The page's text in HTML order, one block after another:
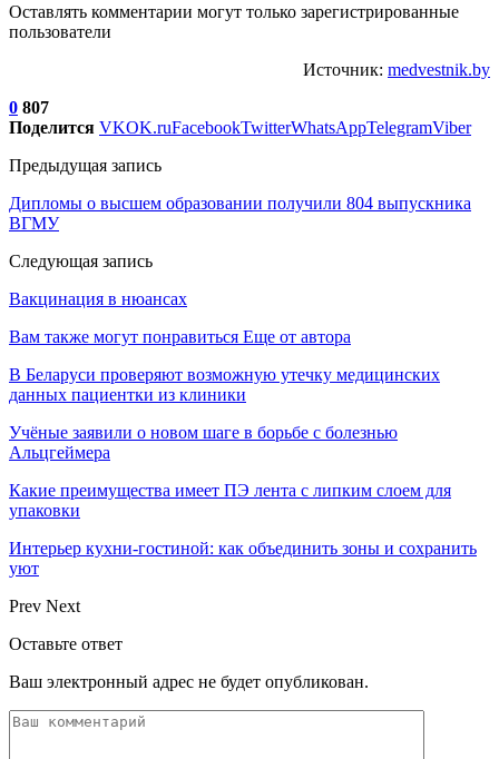
Оставлять комментарии могут только зарегистрированные
пользователи
Источник: medvestnik.by
0 807
Поделится VKOK.ruFacebookTwitterWhatsAppTelegramViber
Предыдущая запись
Дипломы о высшем образовании получили 804 выпускника
ВГМУ
Следующая запись
Вакцинация в нюансах
Вам также могут понравиться Еще от автора
В Беларуси проверяют возможную утечку медицинских
данных пациентки из клиники
Учёные заявили о новом шаге в борьбе с болезнью
Альцгеймера
Какие преимущества имеет ПЭ лента с липким слоем для
упаковки
Интерьер кухни-гостиной: как объединить зоны и сохранить
уют
Prev Next
Оставьте ответ
Ваш электронный адрес не будет опубликован.